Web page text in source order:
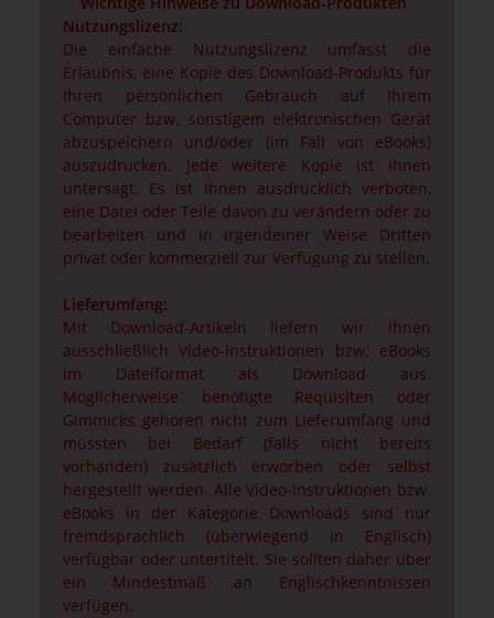
Nutzungslizenz:
Die einfache Nutzungslizenz umfasst die
Erlaubnis, eine Kopie des Download-Produkts für
Ihren persönlichen Gebrauch auf Ihrem
Computer bzw. sonstigem elektronischen Gerät
abzuspeichern und/oder (im Fall von eBooks)
auszudrucken. Jede weitere Kopie ist Ihnen
untersagt. Es ist Ihnen ausdrücklich verboten,
eine Datei oder Teile davon zu verändern oder zu
bearbeiten und in irgendeiner Weise Dritten
privat oder kommerziell zur Verfügung zu stellen.
Lieferumfang:
Mit Download-Artikeln liefern wir Ihnen
ausschließlich Video-Instruktionen bzw. eBooks
im Dateiformat als Download aus.
Möglicherweise benötigte Requisiten oder
Gimmicks gehören nicht zum Lieferumfang und
müssten bei Bedarf (falls nicht bereits
vorhanden) zusätzlich erworben oder selbst
hergestellt werden. Alle Video-Instruktionen bzw.
eBooks in der Kategorie Downloads sind nur
fremdsprachlich (überwiegend in Englisch)
verfügbar oder untertitelt. Sie sollten daher über
ein Mindestmaß an Englischkenntnissen
verfügen.